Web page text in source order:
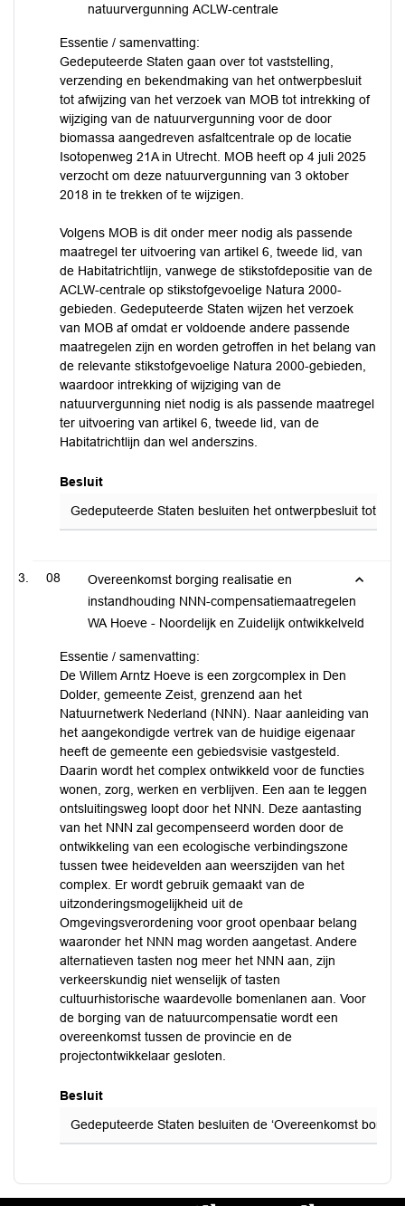
natuurvergunning ACLW-centrale
Essentie / samenvatting:
Gedeputeerde Staten gaan over tot vaststelling,
verzending en bekendmaking van het ontwerpbesluit
tot afwijzing van het verzoek van MOB tot intrekking of
wijziging van de natuurvergunning voor de door
biomassa aangedreven asfaltcentrale op de locatie
Isotopenweg 21A in Utrecht. MOB heeft op 4 juli 2025
verzocht om deze natuurvergunning van 3 oktober
2018 in te trekken of te wijzigen.
Volgens MOB is dit onder meer nodig als passende
maatregel ter uitvoering van artikel 6, tweede lid, van
de Habitatrichtlijn, vanwege de stikstofdepositie van de
ACLW-centrale op stikstofgevoelige Natura 2000-
gebieden. Gedeputeerde Staten wijzen het verzoek
van MOB af omdat er voldoende andere passende
maatregelen zijn en worden getroffen in het belang van
de relevante stikstofgevoelige Natura 2000-gebieden,
waardoor intrekking of wijziging van de
natuurvergunning niet nodig is als passende maatregel
ter uitvoering van artikel 6, tweede lid, van de
Habitatrichtlijn dan wel anderszins.
Besluit
Gedeputeerde Staten besluiten het ontwerpbesluit tot
08
Overeenkomst borging realisatie en
instandhouding NNN-compensatiemaatregelen
WA Hoeve - Noordelijk en Zuidelijk ontwikkelveld
Essentie / samenvatting:
De Willem Arntz Hoeve is een zorgcomplex in Den
Dolder, gemeente Zeist, grenzend aan het
Natuurnetwerk Nederland (NNN). Naar aanleiding van
het aangekondigde vertrek van de huidige eigenaar
heeft de gemeente een gebiedsvisie vastgesteld.
Daarin wordt het complex ontwikkeld voor de functies
wonen, zorg, werken en verblijven. Een aan te leggen
ontsluitingsweg loopt door het NNN. Deze aantasting
van het NNN zal gecompenseerd worden door de
ontwikkeling van een ecologische verbindingszone
tussen twee heidevelden aan weerszijden van het
complex. Er wordt gebruik gemaakt van de
uitzonderingsmogelijkheid uit de
Omgevingsverordening voor groot openbaar belang
waaronder het NNN mag worden aangetast. Andere
alternatieven tasten nog meer het NNN aan, zijn
verkeerskundig niet wenselijk of tasten
cultuurhistorische waardevolle bomenlanen aan. Voor
de borging van de natuurcompensatie wordt een
overeenkomst tussen de provincie en de
projectontwikkelaar gesloten.
Besluit
Gedeputeerde Staten besluiten de ‘Overeenkomst